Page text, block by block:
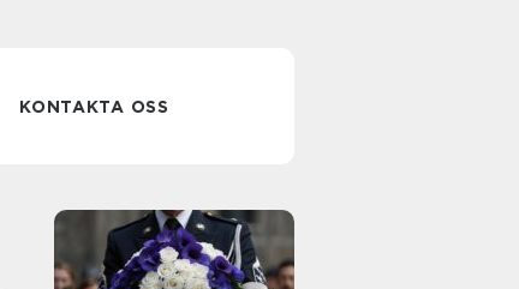
KONTAKTA OSS